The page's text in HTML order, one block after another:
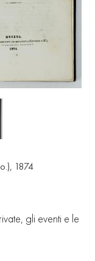
1874
gli eventi e le